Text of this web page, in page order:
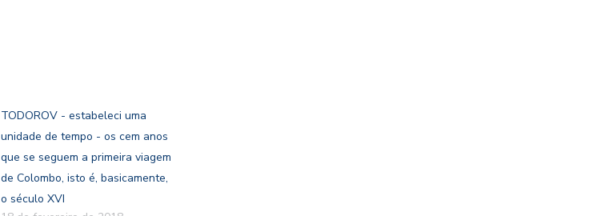
TODOROV - estabeleci uma
unidade de tempo - os cem anos
que se seguem a primeira viagem
de Colombo, isto é, basicamente,
o século XVI